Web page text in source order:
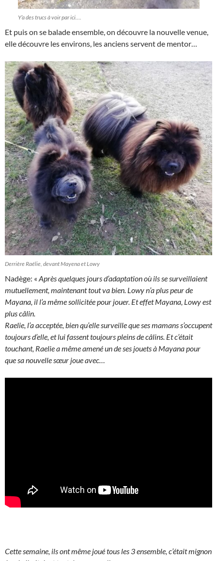
Y’a des trucs à voir par ici….
Et puis on se balade ensemble, on découvre la nouvelle venue,
elle découvre les environs, les anciens servent de mentor…
Derrière Raélie, devant Mayena et Lowy
Nadège: « Après quelques jours d’adaptation où ils se surveillaient
mutuellement, maintenant tout va bien. Lowy n’a plus peur de
Mayana, il l’a même sollicitée pour jouer. Et effet Mayana, Lowy est
plus câlin.
Raelie, l’a acceptée, bien qu’elle surveille que ses mamans s’occupent
toujours d’elle, et lui fassent toujours pleins de câlins. Et c’était
touchant, Raelie a même amené un de ses jouets à Mayana pour
que sa nouvelle sœur joue avec…
Cette semaine, ils ont même joué tous les 3 ensemble, c’était mignon